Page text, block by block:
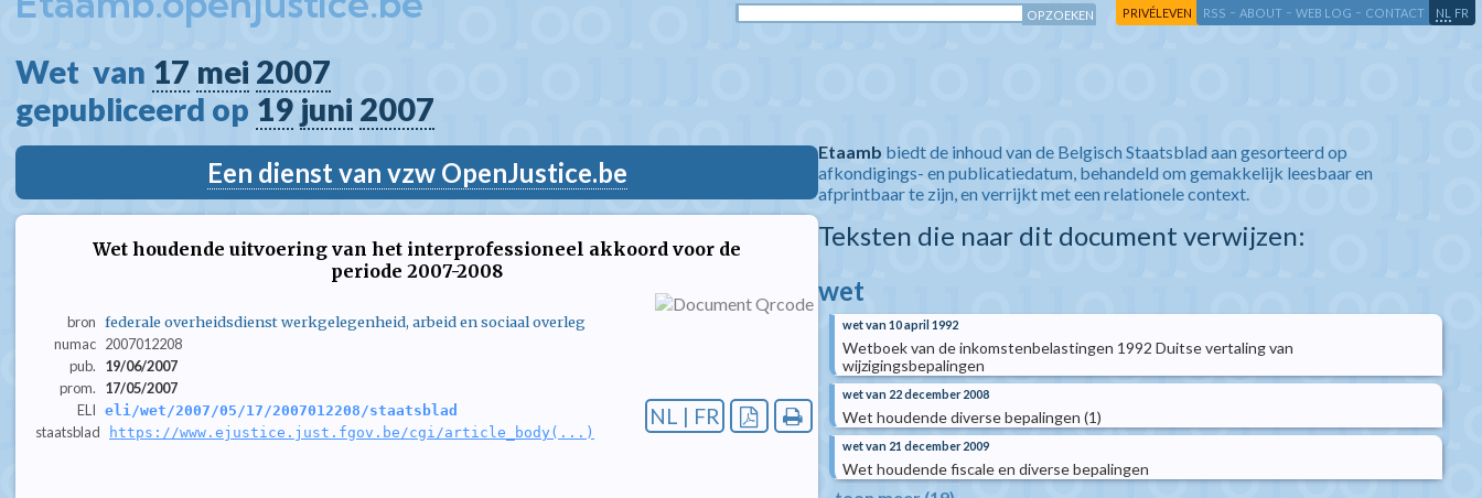
PRIVÉLEVEN RSS - ABOUT - WEB LOG - CONTACT NL FR
Wet  van 17 mei 2007
gepubliceerd op 19 juni 2007
Een dienst van vzw OpenJustice.be
Wet houdende uitvoering van het interprofessioneel akkoord voor de
periode 2007-2008
bron federale overheidsdienst werkgelegenheid, arbeid en sociaal overleg
numac 2007012208
pub.
19/06/2007
prom.
17/05/2007
ELI eli/wet/2007/05/17/2007012208/staatsblad
staatsblad https://www.ejustice.just.fgov.be/cgi/article_body(...)
NL | FR
Etaamb biedt de inhoud van de Belgisch Staatsblad aan gesorteerd op
afkondigings- en publicatiedatum, behandeld om gemakkelijk leesbaar en
afprintbaar te zijn, en verrijkt met een relationele context.
Teksten die naar dit document verwijzen:
wet
wet van 10 april 1992
Wetboek van de inkomstenbelastingen 1992 Duitse vertaling van
wijzigingsbepalingen
wet van 22 december 2008
Wet houdende diverse bepalingen (1)
wet van 21 december 2009
Wet houdende fiscale en diverse bepalingen